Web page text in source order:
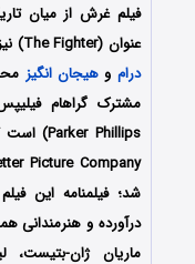
فیلمغرش از میان
عنوان (The Fighter) نیز شناخته می‌شود، یک فیلم
درام و هیجان انگیز
شد؛ فیلمنامه این
درآورده و هنرمندانی
ماریان ژان-بتیست،